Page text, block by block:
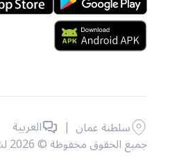
جميع الحقوق محفوظة © 2026 لشركة Carry1st .
سلطنة عمان | العربية